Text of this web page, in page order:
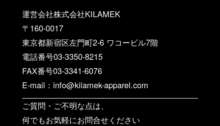
運営会社株式会社KILAMEK
〒160-0017
東京都新宿区左門町2-6 ワコービル7階
電話番号03-3350-8215
FAX番号03-3341-6076
E-mail：info@kilamek-apparel.com
ご質問・ご不明な点は、
何でもお気軽にお問合せください